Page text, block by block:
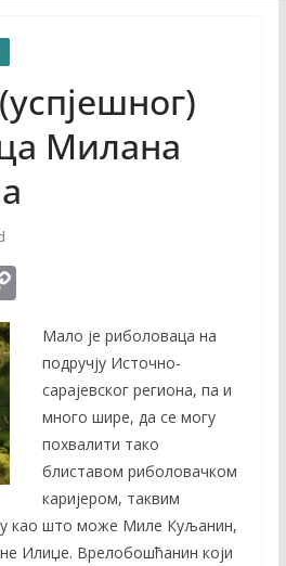
Милана
C
Li
Мало је риболоваца на
подручју Источно-
сарајевског региона, па и
много шире, да се могу
похвалити тако
блиставом риболовачком
каријером, таквим
као што може Миле Куљанин,
Илиџе. Врелобошћанин који